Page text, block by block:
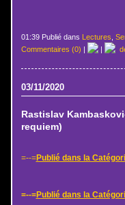
01:39 Publié dans Lectures
Commentaires (0)
|
03/11/2020
Rastislav
requiem)
=--=Publié dans la
=--=Publié dans la